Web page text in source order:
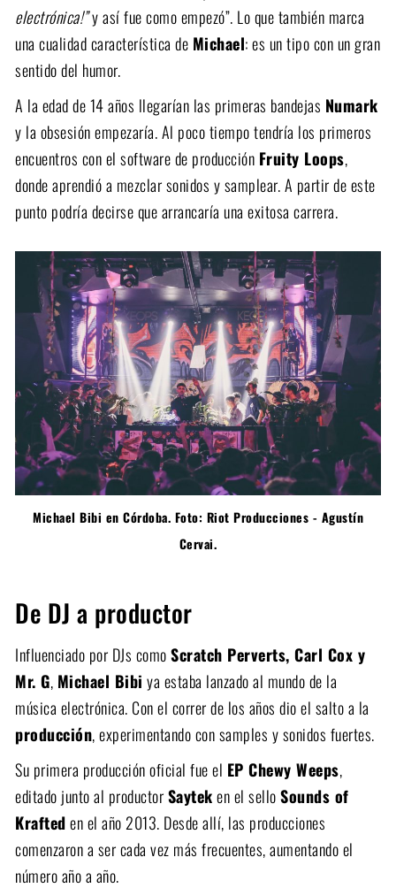
electrónica!”y así fue como empezó”. Lo que también marca
una cualidad característica de Michael: es un tipo con un gran
sentido del humor.
A la edad de 14 años llegarían las primeras bandejas Numark
y la obsesión empezaría. Al poco tiempo tendría los primeros
encuentros con el software de producción Fruity Loops,
donde aprendió a mezclar sonidos y samplear. A partir de este
punto podría decirse que arrancaría una exitosa carrera.
Michael Bibi en Córdoba. Foto: Riot Producciones - Agustín
Cervai.
De DJ a productor
Influenciado por DJs comoScratch Perverts, Carl Cox y
Mr. G, Michael Bibi ya estaba lanzado al mundo de la
música electrónica. Con el correr de los años dio el salto a la
producción, experimentando con samples y sonidos fuertes.
Su primera producción oficial fue el EP Chewy Weeps,
editado junto al productorSayteken el selloSounds of
Krafteden el año 2013. Desde allí, las producciones
comenzaron a ser cada vez más frecuentes, aumentando el
número año a año.